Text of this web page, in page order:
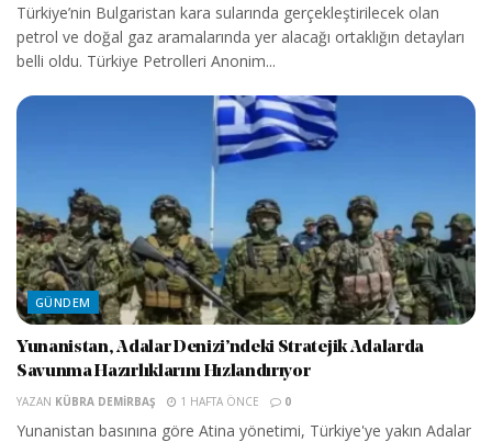
Türkiye’nin Bulgaristan kara sularında gerçekleştirilecek olan
petrol ve doğal gaz aramalarında yer alacağı ortaklığın detayları
belli oldu. Türkiye Petrolleri Anonim...
GÜNDEM
Yunanistan, Adalar Denizi’ndeki Stratejik Adalarda
Savunma Hazırlıklarını Hızlandırıyor
YAZAN KÜBRA DEMIRBAŞ 1 HAFTA ÖNCE 0
Yunanistan basınına göre Atina yönetimi, Türkiye'ye yakın Adalar